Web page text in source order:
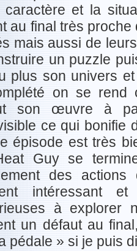
et la
au final très
mais aussi de
un puzzle
plus son univers
on se rend
son œuvre à
ce qui bonifie
épisode est très
Guy se
des actions
intéressant
à explorer
un défaut au
pédale » si je puis